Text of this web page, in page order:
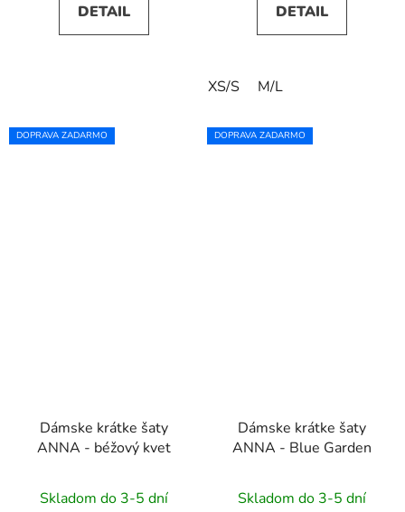
DETAIL DETAIL
XS/S M/L
DOPRAVA ZADARMO
Dámske krátke šaty
ANNA - béžový kvet
Skladom do 3-5 dní
DOPRAVA ZADARMO
Dámske krátke šaty
ANNA - Blue Garden
Skladom do 3-5 dní